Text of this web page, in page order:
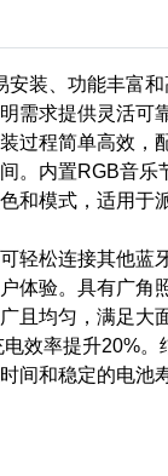
安装、功能丰富
需求提供灵活可
过程简单高效，
。内置RGB音乐
和模式，适用于
轻松连接其他蓝
体验。具有广角
且均匀，满足大
效率提升20%。
间和稳定的电池